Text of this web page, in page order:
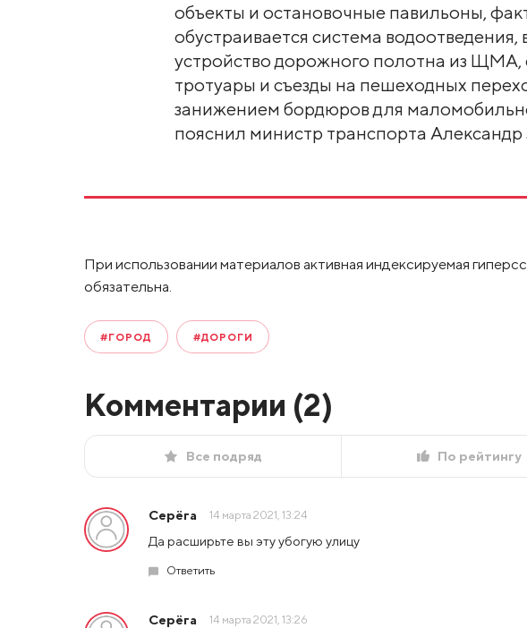
объекты и остановочные павильоны,
обустраивается система водоотведения,
устройство дорожного полотна из ЩМА,
тротуары и съезды на пешеходных
занижением бордюров для
пояснил министр транспорта Александр
При использовании материалов активная индексируемая
обязательна.
#ГОРОД #ДОРОГИ
Комментарии (2)
Все подряд По рейтингу
Серёга 14 марта 2021, 13:24
Да расширьте вы эту убогую улицу
Ответить
Серёга 14 марта 2021, 13:26